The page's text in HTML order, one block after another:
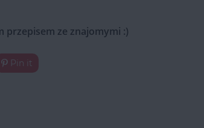
przepisem ze znajomymi :)
Pin it